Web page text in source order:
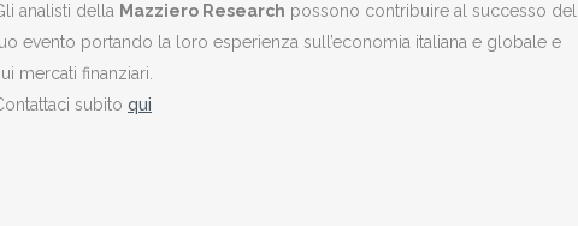
analisti della Mazziero Research possono contribuire al successo del
evento portando la loro esperienza sull’economia italiana e globale e
mercati finanziari.
subito qui